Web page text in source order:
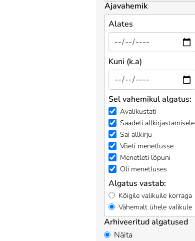
Ajavahemik
Alates
Kuni (k.a)
Sel vahemikul algatus:
Avalikustati
Saadeti allkirjastamisele
Sai allkirju
Võeti menetlusse
Menetleti lõpuni
Oli menetluses
Algatus vastab:
Kõigile valikuile korraga
Vähemalt ühele valikule
Arhiveeritud algatused
Näita